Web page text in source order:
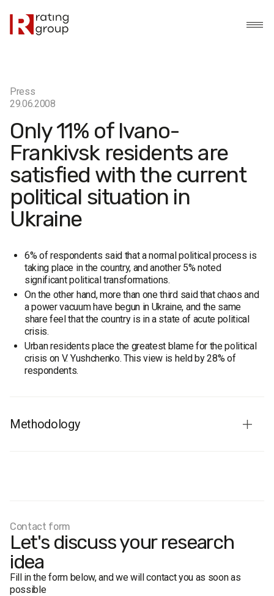
Press
29.06.2008
Only 11% of Ivano-
Frankivsk residents are
satisfied with the current
political situation in
Ukraine
6% of respondents said that a normal political process is
taking place in the country, and another 5% noted
significant political transformations.
On the other hand, more than one third said that chaos and
a power vacuum have begun in Ukraine, and the same
share feel that the country is in a state of acute political
crisis.
Urban residents place the greatest blame for the political
crisis on V. Yushchenko. This view is held by 28% of
respondents.
Methodology
Contact form
Let's discuss your research
idea
Fill in the form below, and we will contact you as soon as
possible